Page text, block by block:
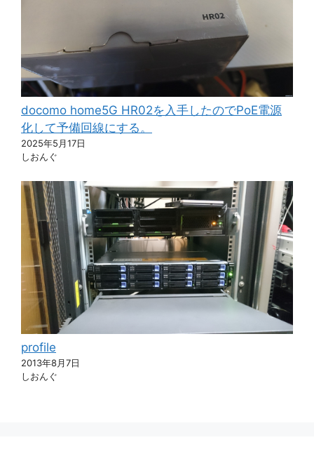
docomo home5G HR02を入手したのでPoE電源
化して予備回線にする。
2025年5月17日
しおんぐ
profile
2013年8月7日
しおんぐ